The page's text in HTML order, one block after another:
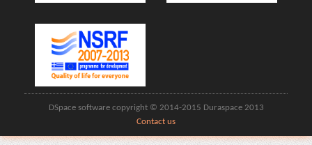
DSpace software copyright © 2014-2015 Duraspace 2013
Contact us